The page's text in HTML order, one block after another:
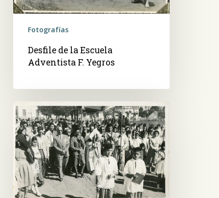
Fotografías
Desfile de la Escuela
Adventista F. Yegros
Procesión
del
Altísimo,
en
un
pueblo